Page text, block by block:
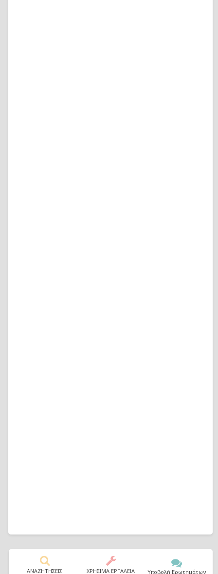
ΑΝΑΖΗΤΗΣΕΙΣ ΧΡΗΣΙΜΑ ΕΡΓΑΛΕΙΑ Υποβολή Ερωτημάτων